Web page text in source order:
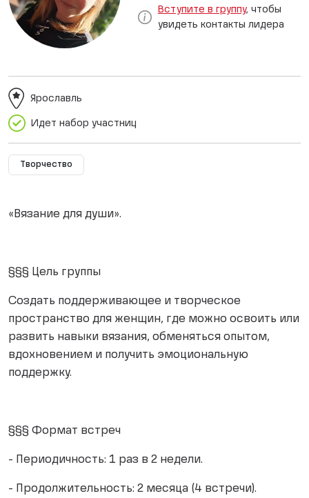
Вступите в группу, чтобы
увидеть контакты лидера
Идет набор участниц
Ярославль
Творчество
«Вязание для души».
§§§ Цель группы
Создать поддерживающее и творческое
пространство для женщин, где можно освоить или
развить навыки вязания, обменяться опытом,
вдохновением и получить эмоциональную
поддержку.
§§§ Формат встреч
- Периодичность: 1 раз в 2 недели.
- Продолжительность: 2 месяца (4 встречи).